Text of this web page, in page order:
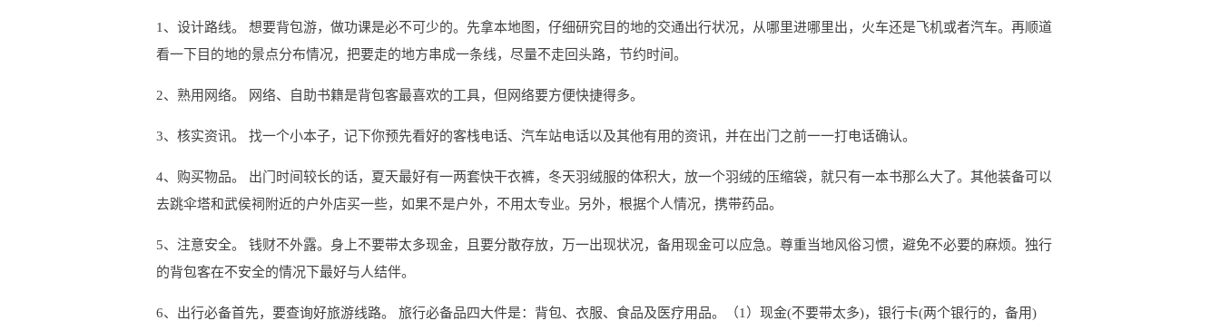
1、设计路线。 想要背包游，做功课是必不可少的。先拿本地图，仔细研究目的地的交通出行状况，从哪里进哪里出，火车还是飞机或者汽车。再顺道
看一下目的地的景点分布情况，把要走的地方串成一条线，尽量不走回头路，节约时间。
2、熟用网络。 网络、自助书籍是背包客最喜欢的工具，但网络要方便快捷得多。
3、核实资讯。 找一个小本子，记下你预先看好的客栈电话、汽车站电话以及其他有用的资讯，并在出门之前一一打电话确认。
4、购买物品。 出门时间较长的话，夏天最好有一两套快干衣裤，冬天羽绒服的体积大，放一个羽绒的压缩袋，就只有一本书那么大了。其他装备可以
去跳伞塔和武侯祠附近的户外店买一些，如果不是户外，不用太专业。另外，根据个人情况，携带药品。
5、注意安全。 钱财不外露。身上不要带太多现金，且要分散存放，万一出现状况，备用现金可以应急。尊重当地风俗习惯，避免不必要的麻烦。独行
的背包客在不安全的情况下最好与人结伴。
6、出行必备首先，要查询好旅游线路。 旅行必备品四大件是：背包、衣服、食品及医疗用品。（1）现金(不要带太多)，银行卡(两个银行的，备用)